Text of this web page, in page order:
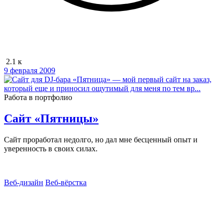
2.1 к
9 февраля 2009
Работа в портфолио
Сайт «Пятницы»
Сайт проработал недолго, но дал мне бесценный опыт и
уверенность в своих силах.
Веб-дизайн Веб‑вёрстка